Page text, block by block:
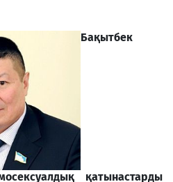
Бақытбек
қатынастарды